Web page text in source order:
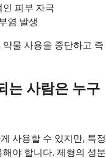
피부 자극
염 발생
물 사용을 중단하고 즉
는 사람은 누구
사용할 수 있지만, 특정
야 합니다. 제형의 성분